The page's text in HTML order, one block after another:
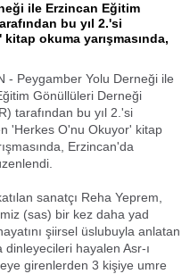
ile Erzincan Eğitim
bu yıl 2.'si
okuma yarışmasında,
- Peygamber Yolu Derneği ile
Gönüllüleri Derneği
tarafından bu yıl 2.'si
'Herkes O'nu Okuyor' kitap
Erzincan'da
sanatçı Reha Yeprem,
(sas) bir kez daha yad
şiirsel üslubuyla anlatan
dinleyecileri hayalen Asr-ı
girenlerden 3 kişiye umre